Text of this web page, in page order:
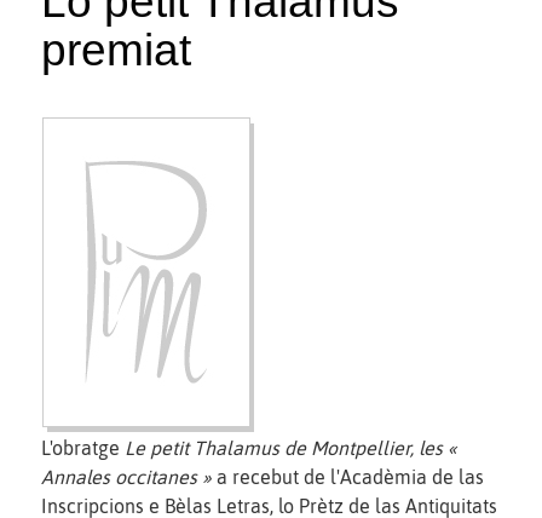
premiat
L'obratge Le petit Thalamus de Montpellier, les «
Annales occitanes » a recebut de l'Acadèmia de las
Inscripcions e Bèlas Letras, lo Prètz de las Antiquitats